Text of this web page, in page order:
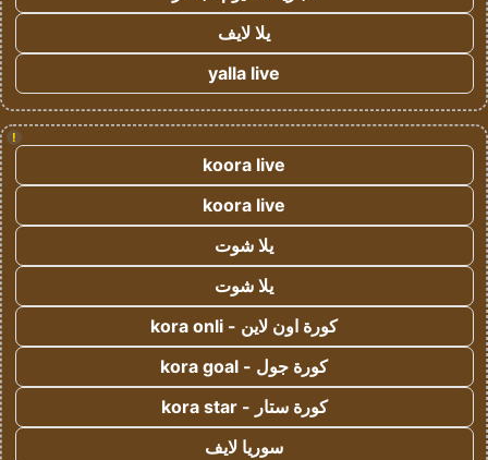
يلا لايف
yalla live
!
koora live
koora live
يلا شوت
يلا شوت
كورة اون لاين - kora onli
كورة جول - kora goal
كورة ستار - kora star
سوريا لايف